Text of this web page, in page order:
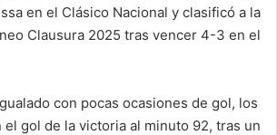
en el Clásico Nacional y clasificó a la
Clausura 2025 tras vencer 4-3 en el
con pocas ocasiones de gol, los
el gol de la victoria al minuto 92, tras un